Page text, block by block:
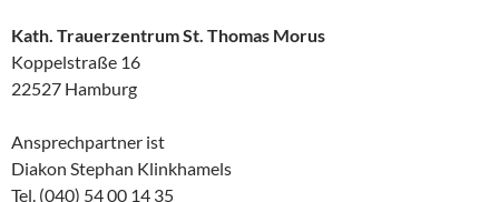
Kath. Trauerzentrum St. Thomas Morus
Koppelstraße 16
22527 Hamburg
Ansprechpartner ist
Diakon Stephan Klinkhamels
Tel. (040) 54 00 14 35